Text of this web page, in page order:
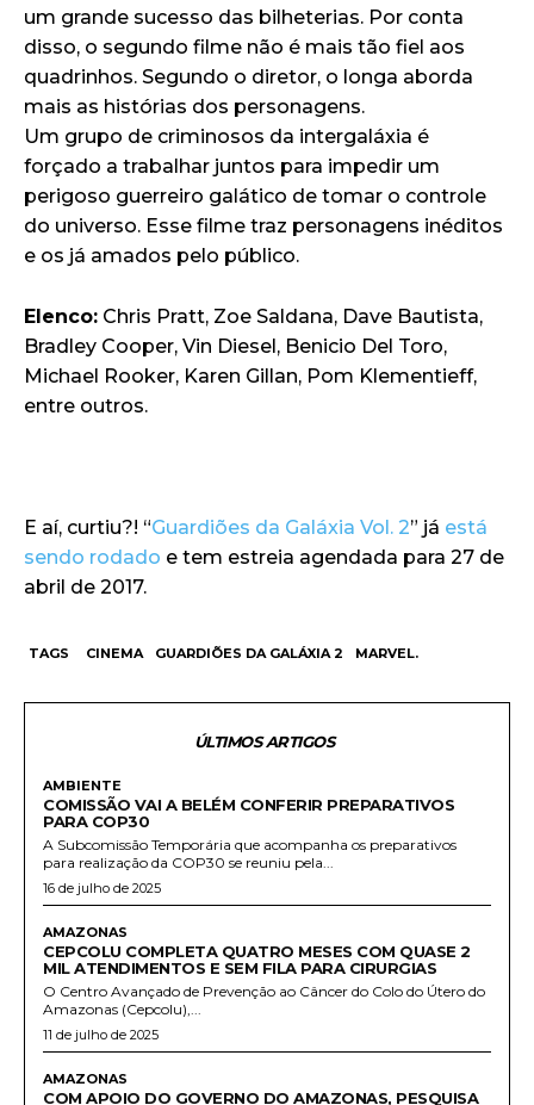
um grande sucesso das bilheterias. Por conta
disso, o segundo filme não é mais tão fiel aos
quadrinhos. Segundo o diretor, o longa aborda
mais as histórias dos personagens.
Um grupo de criminosos da intergaláxia é
forçado a trabalhar juntos para impedir um
perigoso guerreiro galático de tomar o controle
do universo. Esse filme traz personagens inéditos
e os já amados pelo público.
Elenco: Chris Pratt, Zoe Saldana, Dave Bautista,
Bradley Cooper, Vin Diesel, Benicio Del Toro,
Michael Rooker, Karen Gillan, Pom Klementieff,
entre outros.
E aí, curtiu?! “Guardiões da Galáxia Vol. 2” já está
sendo rodado e tem estreia agendada para 27 de
abril de 2017.
TAGS CINEMA GUARDIÕES DA GALÁXIA 2 MARVEL.
ÚLTIMOS ARTIGOS
AMBIENTE
COMISSÃO VAI A BELÉM CONFERIR PREPARATIVOS
PARA COP30
A Subcomissão Temporária que acompanha os preparativos
para realização da COP30 se reuniu pela...
16 de julho de 2025
AMAZONAS
CEPCOLU COMPLETA QUATRO MESES COM QUASE 2
MIL ATENDIMENTOS E SEM FILA PARA CIRURGIAS
O Centro Avançado de Prevenção ao Câncer do Colo do Útero do
Amazonas (Cepcolu),...
11 de julho de 2025
AMAZONAS
COM APOIO DO GOVERNO DO AMAZONAS, PESQUISA